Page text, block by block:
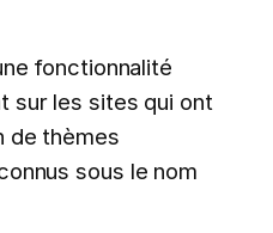
fonctionnalité
sur les sites qui ont
de thèmes
sous le nom